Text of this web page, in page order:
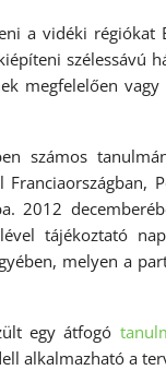
a vidéki
szélessávú
megfelelően
számos
2012
tájékoztató
melyen a
egy átfogó
alkalmazható a